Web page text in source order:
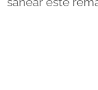
PROVINCIA